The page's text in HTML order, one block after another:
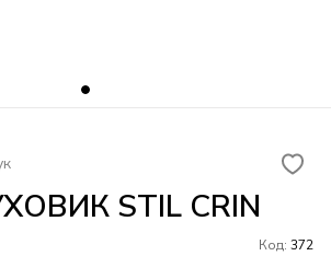
STIL CRIN
Код: 372